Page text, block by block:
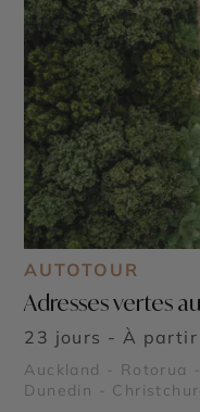
AUTOTOUR
Adresses vertes
23 jours - À partir
Auckland - Rotorua
Dunedin -